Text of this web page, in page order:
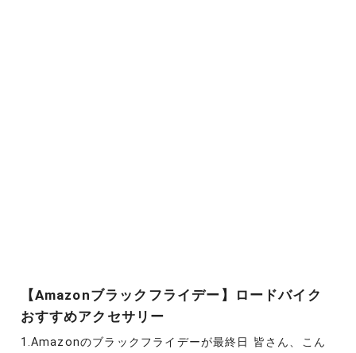
【Amazonブラックフライデー】ロードバイク
おすすめアクセサリー
1.Amazonのブラックフライデーが最終日 皆さん、こん